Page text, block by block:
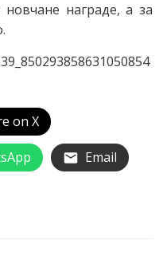
новчане награде, а за
on X
Email